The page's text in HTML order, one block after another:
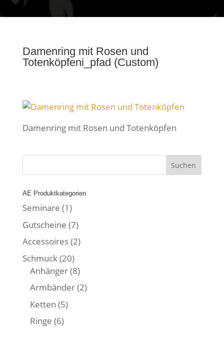
Damenring mit Rosen und
Totenköpfeni_pfad (Custom)
Damenring mit Rosen und Totenköpfen
AE Produktkategorien
Seminare (1)
Gutscheine (7)
Accessoires(2)
Schmuck (20)
Anhänger(8)
Armbänder(2)
Ketten (5)
Ringe (6)